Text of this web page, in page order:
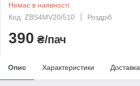
Немає в наявності
Код: ZBS4MV20/510
Роздріб
390 ₴/пач
Опис Характеристики Доставка